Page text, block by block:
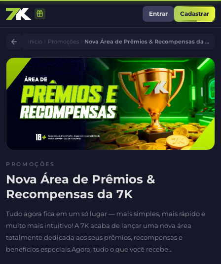
Entrar Cadastrar
Início Promoções Nova Área de Prêmios & Recompensas da 7K
PROMOÇÕES
Nova Área de Prêmios &
Recompensas da 7K
Tudo agora fica em um só lugar — mais simples, mais rápido e
muito mais intuitivo! A 7K acaba de lançar uma nova área
totalmente dedicada aos seus prêmios, recompensas e
benefícios especiais.Agora, tudo o que você recebe...